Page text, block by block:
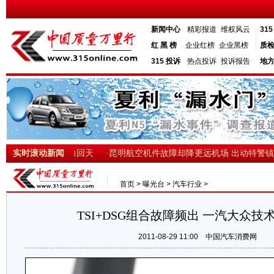
新闻中心 精彩报道 维权风云
红 黑 榜
企业红榜 企业黑榜
315 投诉
热点投诉 投诉报告
315
质
地
实时滚动新闻
生存半年无力回天 ·昆明航空机件故障却降更远机场 出动特警镇压
首页 > 曝光台 > 汽车行业 >
TSI+DSG组合故障频出 一汽大众技
2011-08-29 11:00 中国汽车消费网